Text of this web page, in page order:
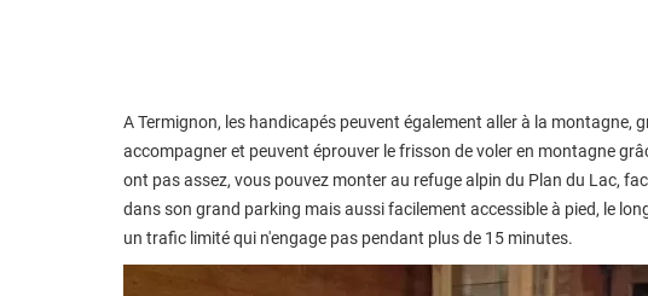
A Termignon, les handicapés peuvent également aller à la montagne,
accompagner et peuvent éprouver le frisson de voler en montagne
ont pas assez, vous pouvez monter au refuge alpin du Plan du Lac,
dans son grand parking mais aussi facilement accessible à pied, le
un trafic limité qui n'engage pas pendant plus de 15 minutes.